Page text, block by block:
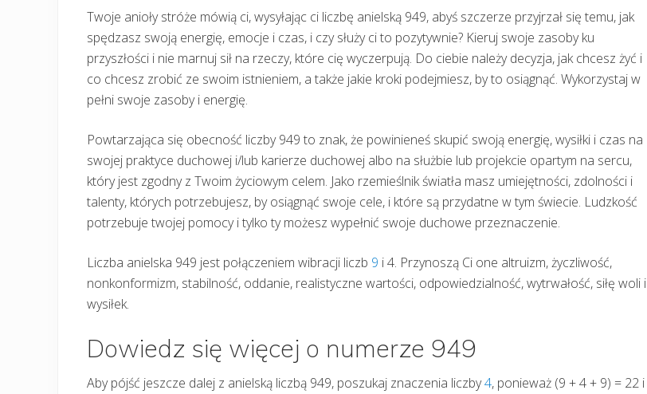
Twoje anioły stróże mówią ci, wysyłając ci liczbę anielską 949, abyś szczerze przyjrzał się temu, jak
spędzasz swoją energię, emocje i czas, i czy służy ci to pozytywnie? Kieruj swoje zasoby ku
przyszłości i nie marnuj sił na rzeczy, które cię wyczerpują. Do ciebie należy decyzja, jak chcesz żyć i
co chcesz zrobić ze swoim istnieniem, a także jakie kroki podejmiesz, by to osiągnąć. Wykorzystaj w
pełni swoje zasoby i energię.
Powtarzająca się obecność liczby 949 to znak, że powinieneś skupić swoją energię, wysiłki i czas na
swojej praktyce duchowej i/lub karierze duchowej albo na służbie lub projekcie opartym na sercu,
który jest zgodny z Twoim życiowym celem. Jako rzemieślnik światła masz umiejętności, zdolności i
talenty, których potrzebujesz, by osiągnąć swoje cele, i które są przydatne w tym świecie. Ludzkość
potrzebuje twojej pomocy i tylko ty możesz wypełnić swoje duchowe przeznaczenie.
Liczba anielska 949 jest połączeniem wibracji liczb 9 i 4. Przynoszą Ci one altruizm, życzliwość,
nonkonformizm, stabilność, oddanie, realistyczne wartości, odpowiedzialność, wytrwałość, siłę woli i
wysiłek.
Dowiedz się więcej o numerze 949
Aby pójść jeszcze dalej z anielską liczbą 949, poszukaj znaczenia liczby4, ponieważ (9 + 4 + 9) = 22 i